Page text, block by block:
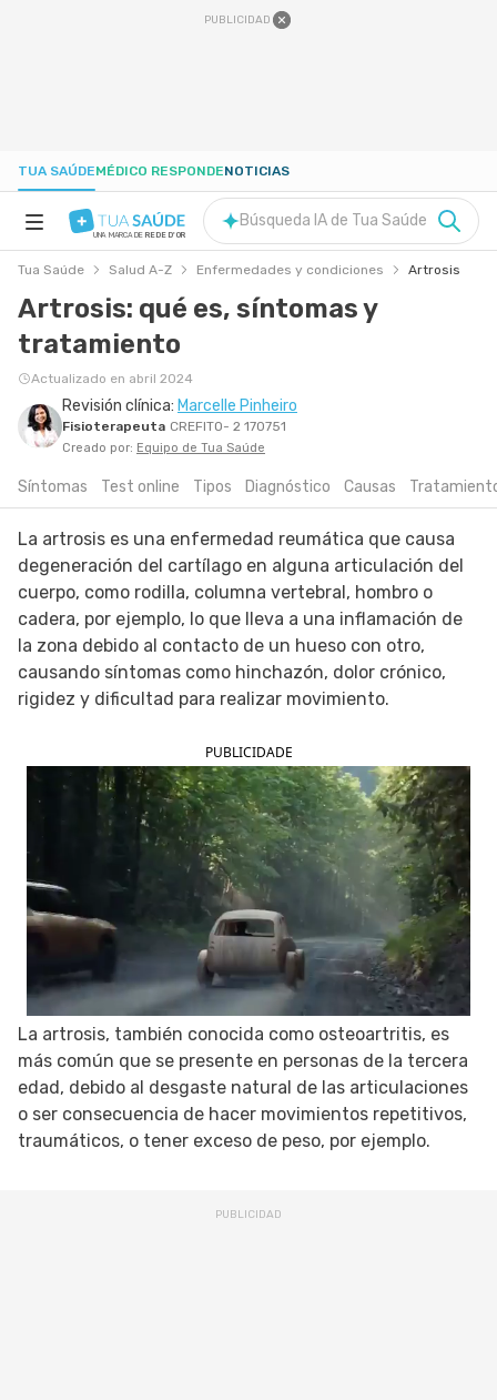
PUBLICIDAD
TUA SAÚDEMÉDICO RESPONDENOTICIAS
NUTRICIÓN
EMBARAZO
SIGUE TUA SAÚDE EN LAS REDES SOCIALES
UNA MARCA DE REDE D'OR
Búsqueda IA de Tua Saúde
Tua Saúde Salud A-Z Enfermedades y condiciones Artrosis
Artrosis: qué es, síntomas y
tratamiento
Actualizado en abril 2024
Revisión clínica: Marcelle Pinheiro
Fisioterapeuta CREFITO- 2 170751
Creado por: Equipo de Tua Saúde
Síntomas Test online Tipos Diagnóstico Causas
La artrosis es una enfermedad reumática que causa
degeneración del cartílago en alguna articulación del
cuerpo, como rodilla, columna vertebral, hombro o
cadera, por ejemplo, lo que lleva a una inflamación de
la zona debido al contacto de un hueso con otro,
causando síntomas como hinchazón, dolor crónico,
rigidez y dificultad para realizar movimiento.
PUBLICIDADE
La artrosis, también conocida como osteoartritis, es
más común que se presente en personas de la tercera
edad, debido al desgaste natural de las articulaciones
o ser consecuencia de hacer movimientos repetitivos,
traumáticos, o tener exceso de peso, por ejemplo.